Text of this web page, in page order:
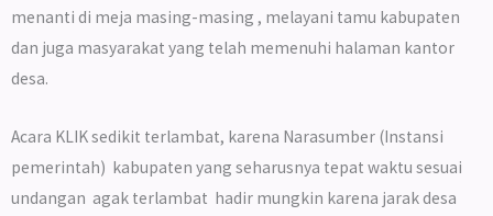
menanti di meja masing-masing , melayani tamu kabupaten
dan juga masyarakat yang telah memenuhi halaman kantor
desa.
Acara KLIK sedikit terlambat, karena Narasumber (Instansi
pemerintah) kabupaten yang seharusnya tepat waktu sesuai
undangan agak terlambat hadir mungkin karena jarak desa